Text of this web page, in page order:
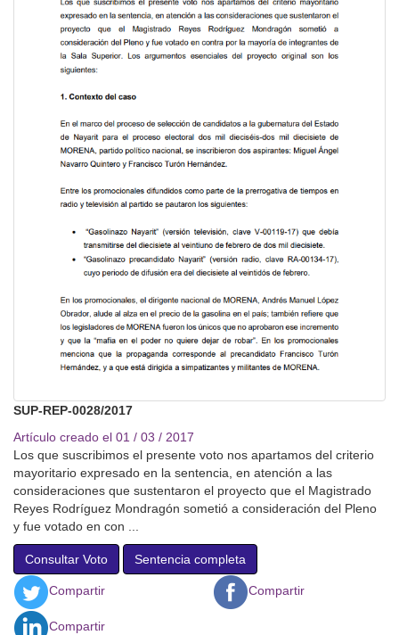
SUP-REP-0028/2017
Artículo creado el 01 / 03 / 2017
Los que suscribimos el presente voto nos apartamos del criterio
mayoritario expresado en la sentencia, en atención a las
consideraciones que sustentaron el proyecto que el Magistrado
Reyes Rodríguez Mondragón sometió a consideración del Pleno
y fue votado en con ...
Consultar Voto Sentencia completa
Compartir Compartir
Compartir